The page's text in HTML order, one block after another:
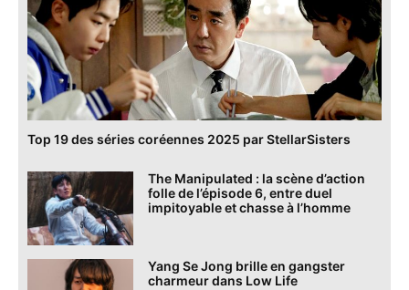
Top 19 des séries coréennes 2025 par StellarSisters
The Manipulated : la scène d’action
folle de l’épisode 6, entre duel
impitoyable et chasse à l’homme
Yang Se Jong brille en gangster
charmeur dans Low Life